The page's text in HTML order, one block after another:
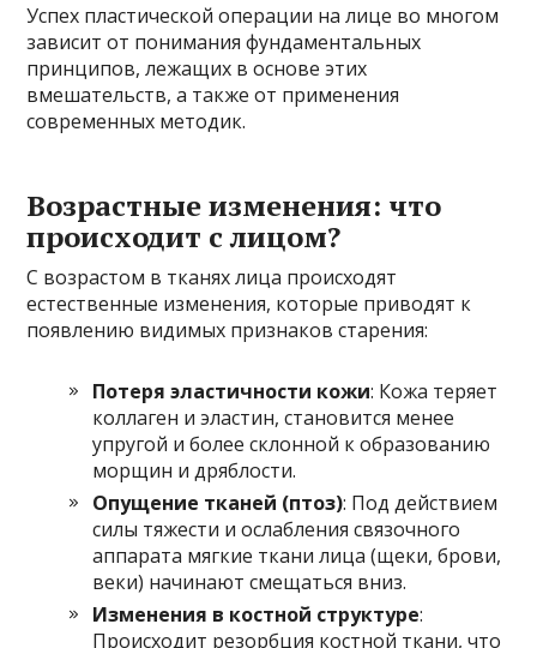
Успех пластической операции на лице во многом
зависит от понимания фундаментальных
принципов, лежащих в основе этих
вмешательств, а также от применения
современных методик.
Возрастные изменения: что
происходит с лицом?
С возрастом в тканях лица происходят
естественные изменения, которые приводят к
появлению видимых признаков старения:
Потеря эластичности кожи: Кожа теряет
коллаген и эластин, становится менее
упругой и более склонной к образованию
морщин и дряблости.
Опущение тканей (птоз): Под действием
силы тяжести и ослабления связочного
аппарата мягкие ткани лица (щеки, брови,
веки) начинают смещаться вниз.
Изменения в костной структуре:
Происходит резорбция костной ткани, что